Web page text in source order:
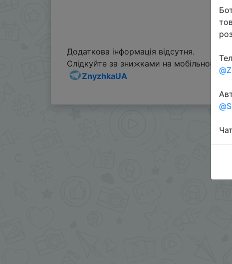
Додаткова інформація відсутня.
Слідкуйте за знижками на мобільному, в
ZnyzhkaUA